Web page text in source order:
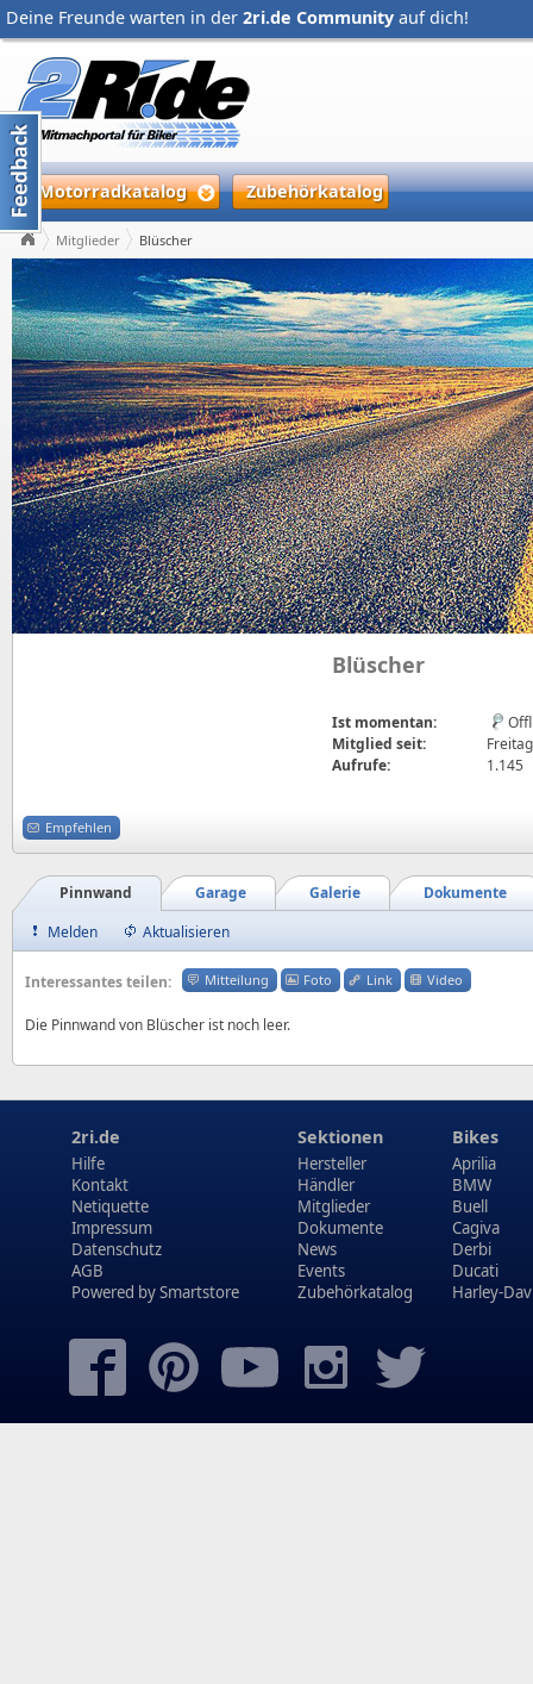
Deine Freunde warten in der 2ri.de Community auf dich!
Motorradkatalog Zubehörkatalog
Mitglieder Blüscher
Blüscher
Ist momentan:
Mitglied seit:
Aufrufe:
1.145
Empfehlen
Dokumente
Galerie
Garage
Pinnwand
Melden
Aktualisieren
Interessantes teilen: Mitteilung Foto Link Video
Die Pinnwand von Blüscher ist noch leer.
2ri.de
Hilfe
Kontakt
Netiquette
Impressum
Datenschutz
AGB
Powered bySmartstore
Sektionen
Hersteller
Händler
Mitglieder
Dokumente
News
Events
Zubehörkatalog
Bikes
Aprilia
BMW
Buell
Cagiva
Derbi
Ducati
Harley-